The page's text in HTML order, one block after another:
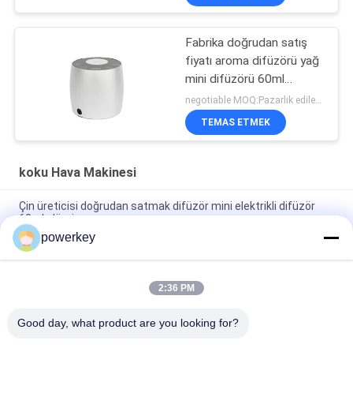
Fabrika doğrudan satış
fiyatı aroma difüzörü yağ
mini difüzörü 60ml
alüminyum
negotiable MOQ:Pazarlık edilebilir
TEMAS ETMEK
koku Hava Makinesi
Çin üreticisi doğrudan satmak difüzör mini elektrikli difüzör
60ml alüminyum
Fabrika doğrudan satış fiyatı aromatik esanslı yağ mini difüzör
60ml alüminyum
100ml Premium Esanslı Yağ Diffuser Makine Aromaterapi
powerkey
2:36 PM
Good day, what product are you looking for?